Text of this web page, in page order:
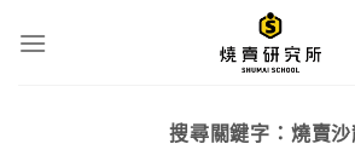
搜尋關鍵字： 燒賣沙